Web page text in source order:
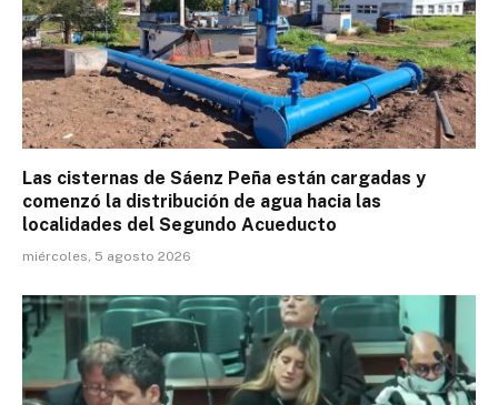
Las cisternas de Sáenz Peña están cargadas y
comenzó la distribución de agua hacia las
localidades del Segundo Acueducto
miércoles, 5 agosto 2026